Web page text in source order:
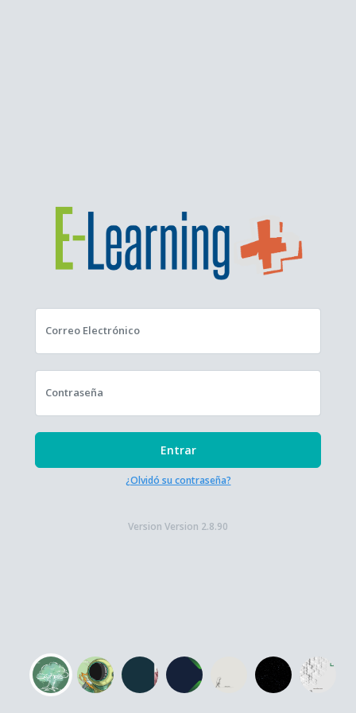
Correo Electrónico
Contraseña
Entrar
¿Olvidó su contraseña?
Version Version 2.8.90